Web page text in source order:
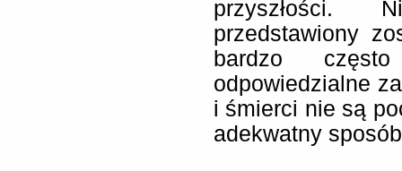
przyszłości.
przedstawiony
bardzo
odpowiedzialne
i śmierci nie są
adekwatny